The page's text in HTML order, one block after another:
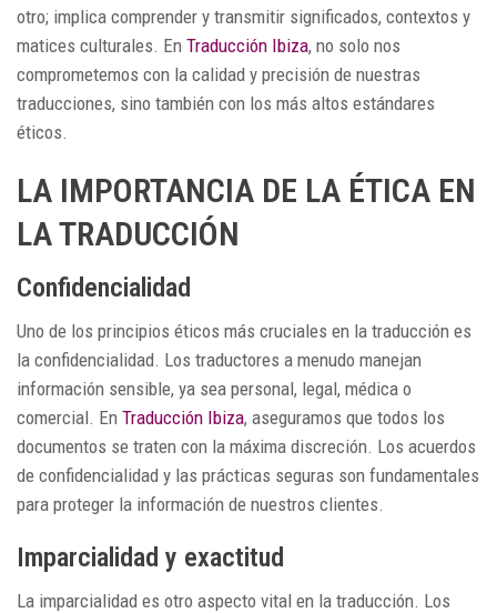
otro; implica comprender y transmitir significados, contextos y
matices culturales. En Traducción Ibiza, no solo nos
comprometemos con la calidad y precisión de nuestras
traducciones, sino también con los más altos estándares
éticos.
LA IMPORTANCIA DE LA ÉTICA EN
LA TRADUCCIÓN
Confidencialidad
Uno de los principios éticos más cruciales en la traducción es
la confidencialidad. Los traductores a menudo manejan
información sensible, ya sea personal, legal, médica o
comercial. En Traducción Ibiza, aseguramos que todos los
documentos se traten con la máxima discreción. Los acuerdos
de confidencialidad y las prácticas seguras son fundamentales
para proteger la información de nuestros clientes.
Imparcialidad y exactitud
La imparcialidad es otro aspecto vital en la traducción. Los